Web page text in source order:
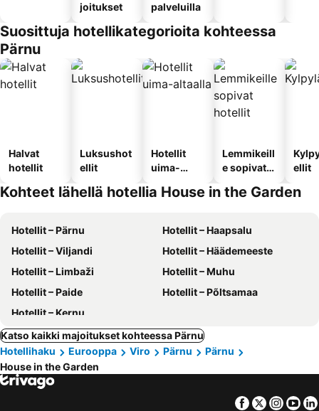
joitukset
palveluilla
Suosittuja hotellikategorioita kohteessa
Pärnu
Halvat
hotellit
Luksushot
ellit
Hotellit
uima-
Lemmikeill
e sopivat
ellit
Kohteet lähellä hotellia House in the Garden
Hotellit – Pärnu
Hotellit – Haapsalu
Hotellit – Viljandi
Hotellit – Häädemeeste
Hotellit – Limbaži
Hotellit – Muhu
Hotellit – Paide
Hotellit – Põltsamaa
Hotellit – Kernu
Katso kaikki majoitukset kohteessa Pärnu
Hotellihaku
Eurooppa Viro Pärnu
Pärnu
House in the Garden
Facebook
Twitter